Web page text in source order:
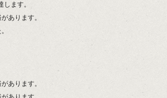
ます。
あります。
あります。